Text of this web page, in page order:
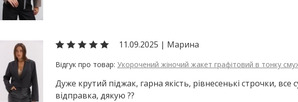
11.09.2025 | Марина
Укорочений жіночий жакет графітовий в тонку
Дуже крутий піджак, гарна якість, рівнесенькі строчки,
відправка, дякую ??